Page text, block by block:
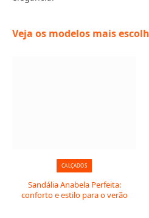
Veja os modelos mais
CALÇADOS
Sandália Anabela Perfeita:
conforto e estilo para o verão